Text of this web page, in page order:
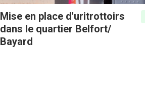
Mise en place d'uritrottoirs
dans le quartier Belfort/
Bayard